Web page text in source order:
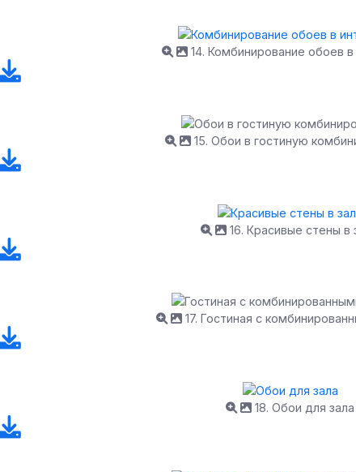
14. Комбинирование обоев
15. Обои в гостиную
16. Красивые стены в
17. Гостиная с
18. Обои для зала